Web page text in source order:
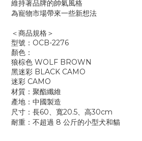
維持著品牌的帥氣風格
為寵物市場帶來一些新想法
＜商品規格＞
型號： OCB-2276
顏色：
狼棕色 WOLF BROWN
黑迷彩 BLACK CAMO
迷彩 CAMO
材質：聚酯纖維
產地：中國製造
尺寸：長60、寬20.5、高30cm
耐重：不超過 8 公斤的小型犬和貓